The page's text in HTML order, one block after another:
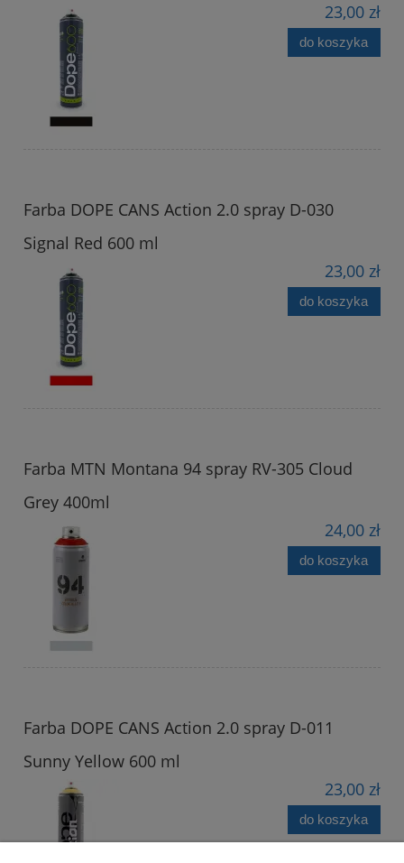
23,00 zł
do koszyka
Farba DOPE CANS Action 2.0 spray D-030
Signal Red 600 ml
23,00 zł
do koszyka
Farba MTN Montana 94 spray RV-305 Cloud
Grey 400ml
24,00 zł
do koszyka
Farba DOPE CANS Action 2.0 spray D-011
Sunny Yellow 600 ml
23,00 zł
do koszyka